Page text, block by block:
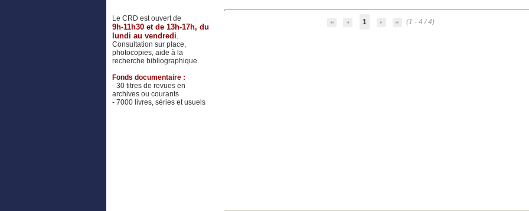
1 (1 - 4 / 4)
Le CRD est ouvert de
9h-11h30 et de 13h-17h, du
lundi au vendredi.
Consultation sur place,
photocopies, aide à la
recherche bibliographique.
Fonds documentaire :
- 30 titres de revues en
archives ou courants
- 7000 livres, séries et usuels